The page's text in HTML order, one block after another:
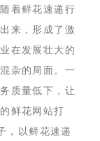
着鲜花速递行
来，形成了激
在发展壮大的
杂的局面。一
质量低下，让
鲜花网站打
，以鲜花速递